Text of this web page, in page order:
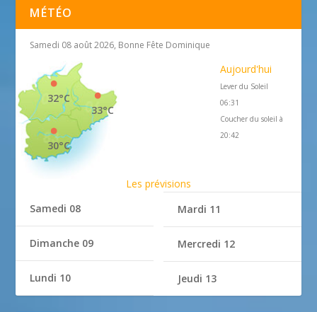
MÉTÉO
Samedi 08 août 2026, Bonne Fête Dominique
33°C
32°C
30°C
Aujourd'hui
Lever du Soleil
06:31
Coucher du soleil à
20:42
Les prévisions
Samedi 08
Dimanche 09
Lundi 10
Mardi 11
Mercredi 12
Jeudi 13